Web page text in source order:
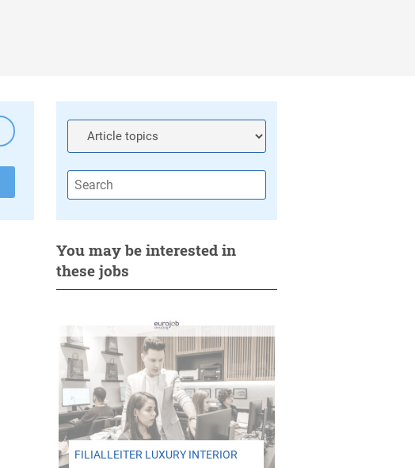
You may be interested in
these jobs
FILIALLEITER LUXURY INTERIOR